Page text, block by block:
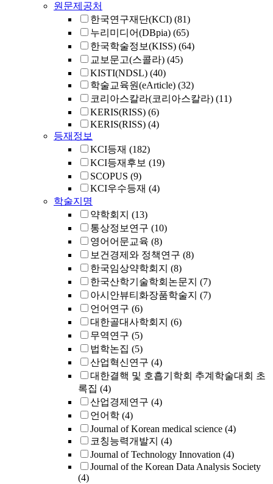
원문제공처
한국연구재단(KCI) (81)
누리미디어(DBpia) (65)
한국학술정보(KISS) (64)
교보문고(스콜라) (45)
KISTI(NDSL) (40)
학술교육원(eArticle) (32)
코리아스칼라(코리아스칼라) (11)
KERIS(RISS) (6)
KERIS(RISS) (4)
등재정보
KCI등재 (182)
KCI등재후보 (19)
SCOPUS (9)
KCI우수등재 (4)
학술지명
약학회지 (13)
통상정보연구 (10)
영어어문교육 (8)
보건경제와 정책연구 (8)
한국임상약학회지 (8)
한국산학기술학회논문지 (7)
아시안뷰티화장품학술지 (7)
언어연구 (6)
대한골대사학회지 (6)
무역연구 (5)
법학논집 (5)
산업혁신연구 (4)
대한결핵 및 호흡기학회 추계학술대회 초
록집 (4)
산업경제연구 (4)
언어학 (4)
Journal of Korean medical science (4)
코칭능력개발지 (4)
Journal of Technology Innovation (4)
Journal of the Korean Data Analysis Society
(4)